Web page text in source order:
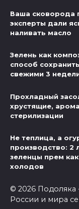
Ваша сковорода
эксперты дали
наливать масло
Зелень как
способ
свежими 3
Прохладный
хрустящие,
стерилизации
Не теплица, а
производство: 2
зеленцы прем
холодов
© 2026 Подоляка
России и мира